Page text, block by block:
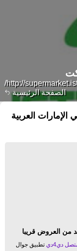
الصفحة الرئيسية
http://
العربية
من العروض قريبا
دي4دي تطبيق جوال